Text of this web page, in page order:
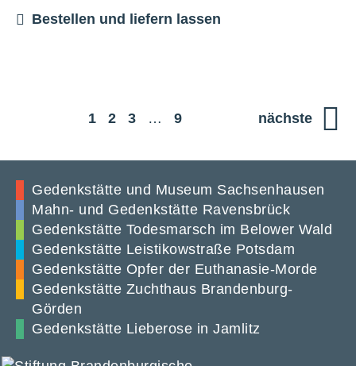
Bestellen und liefern lassen
1 2 3 … 9 nächste
Gedenkstätte und Museum Sachsenhausen
Mahn- und Gedenkstätte Ravensbrück
Gedenkstätte Todesmarsch im Belower Wald
Gedenkstätte Leistikowstraße Potsdam
Gedenkstätte Opfer der Euthanasie-Morde
Gedenkstätte Zuchthaus Brandenburg-
Görden
Gedenkstätte Lieberose in Jamlitz